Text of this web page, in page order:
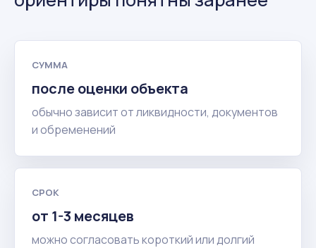
СУММА
после оценки объекта
обычно зависит от ликвидности, документов
и обременений
СРОК
от 1-3 месяцев
можно согласовать короткий или долгий